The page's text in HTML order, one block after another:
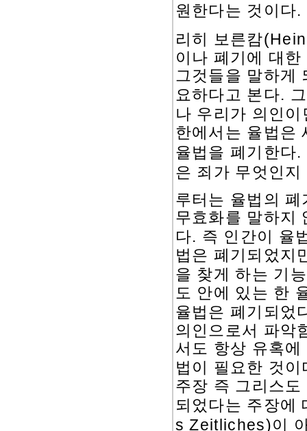
원한다는 것이다.
리히 보른캄
이나 폐기에 대
그것들을 말하게
요하다고 본다.
나 우리가 의인
한에서는 율법은
율법을 폐기한다.
은 죄가 무엇인
루터는 율법의
무효화를 말하지
다. 즉 인간이 율
법은 폐기되었지
을 찾게 하는 기
도 안에 있는 한
율법은 폐기되었
의인으로서 파악
서도 항상 유혹
법이 필요한 것이
주장 즉 그리스
되었다는 주장에
s Zeitliches)이